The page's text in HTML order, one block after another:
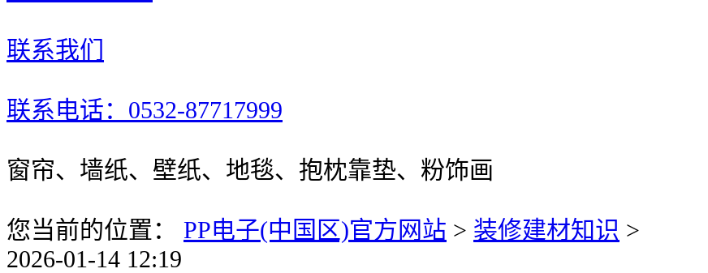
联系我们
联系电话：0532-87717999
窗帘、墙纸、壁纸、地毯、抱枕靠垫、粉饰画
您当前的位置： PP电子(中国区)官方网站 > 装修建材知识 >
2026-01-14 12:19